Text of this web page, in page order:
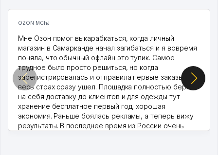
OZON MChJ
Мне Озон помог выкарабкаться, когда личный
магазин в Самарканде начал загибаться и я вовремя
поняла, что обычный офлайн это тупик. Самое
трудное было просто решиться, но когда
зарегистрировалась и отправила первые заказы,
весь страх сразу ушел. Площадка полностью берет
на себя доставку до клиентов и для одежды тут
хранение бесплатное первый год, хорошая
экономия. Раньше боялась рекламы, а теперь вижу
результаты. В последнее время из России очень